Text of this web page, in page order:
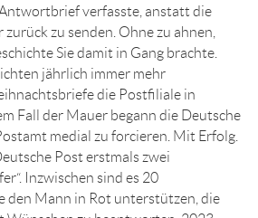
verfasste, anstatt die
zu senden. Ohne zu ahnen,
Sie damit in Gang brachte.
jährlich immer mehr
die Postfiliale in
Fall der Mauer begann die Deutsche
medial zu forcieren. Mit Erfolg.
Post erstmals zwei
Inzwischen sind es 20
den Mann in Rot unterstützen, die